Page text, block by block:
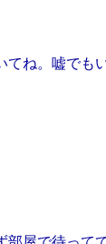
てね。嘘でも